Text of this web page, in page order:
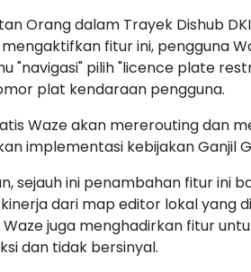
Orang dalam Trayek Dishub
fitur ini, pengguna
"navigasi" pilih "licence plate
plat kendaraan pengguna.
Waze akan mererouting dan
implementasi kebijakan Ganjil
sejauh ini penambahan fitur ini
dari map editor lokal yang
juga menghadirkan fitur
dan tidak bersinyal.